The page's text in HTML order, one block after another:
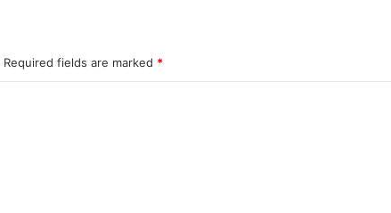
Required fields are marked *